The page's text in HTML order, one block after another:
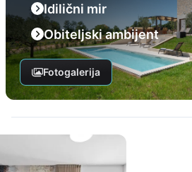
Idilični mir
Obiteljski ambijent
Fotogalerija